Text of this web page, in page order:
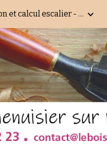
Conception et calcul escalier - assistance - impression de plans execution